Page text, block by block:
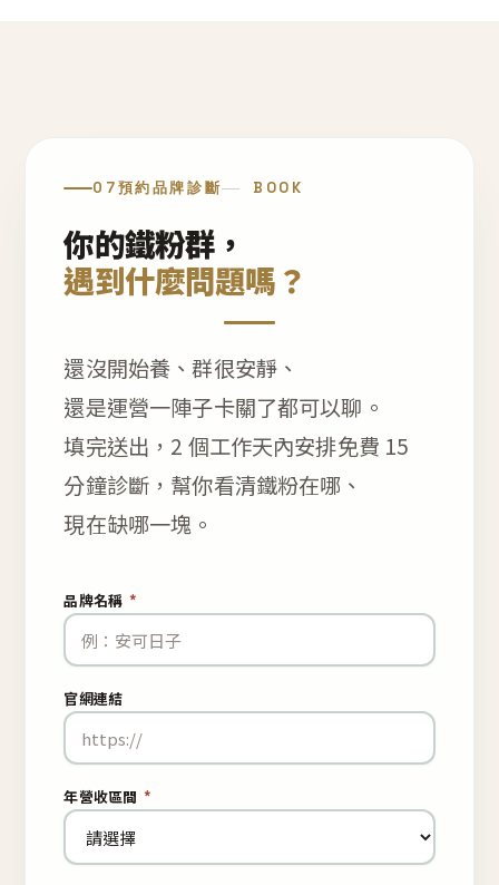
07預約品牌診斷 BOOK
你的鐵粉群，
遇到什麼問題嗎？
還沒開始養、群很安靜、
還是運營一陣子卡關了都可以聊。
填完送出，2 個工作天內安排免費 15
分鐘診斷，幫你看清鐵粉在哪、
現在缺哪一塊。
品牌名稱 *
官網連結
年營收區間 *